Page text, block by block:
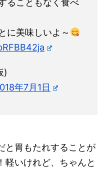
ることもなく食べ
に美味しいよ～
)
年7月1日
と胃もたれすることが
軽いけれど、ちゃんと